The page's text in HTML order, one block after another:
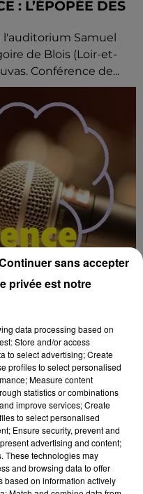
: L’ÉPOPÉE DES
l'auditorium Samuel
de Blois (Loir-et-
Conférence de...
: « SOYEZ
l'auditorium Samuel
de Blois (Loir-et-
malédictions
privée est notre
data processing based on
Store and/or access
to select advertising; Create
profiles to select personalised
Measure content
statistics or combinations
improve services; Create
to select personalised
Ensure security, prevent and
advertising and content;
These technologies may
and browsing data to offer
based on information actively
sans accepter